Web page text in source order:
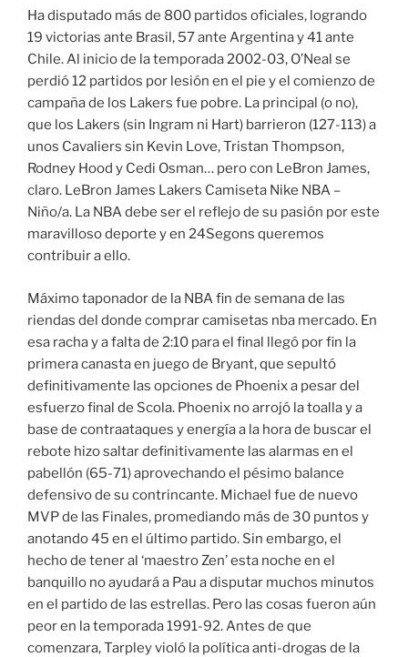
Ha disputado más de 800 partidos oficiales, logrando
19 victorias ante Brasil, 57 ante Argentina y 41 ante
Chile. Al inicio de la temporada 2002-03, O’Neal se
perdió 12 partidos por lesión en el pie y el comienzo de
campaña de los Lakers fue pobre. La principal (o no),
que los Lakers (sin Ingram ni Hart) barrieron (127-113) a
unos Cavaliers sin Kevin Love, Tristan Thompson,
Rodney Hood y Cedi Osman… pero con LeBron James,
claro. LeBron James Lakers Camiseta Nike NBA –
Niño/a. La NBA debe ser el reflejo de su pasión por este
maravilloso deporte y en 24Segons queremos
contribuir a ello.
Máximo taponador de la NBA fin de semana de las
riendas del donde comprar camisetas nba mercado. En
esa racha y a falta de 2:10 para el final llegó por fin la
primera canasta en juego de Bryant, que sepultó
definitivamente las opciones de Phoenix a pesar del
esfuerzo final de Scola. Phoenix no arrojó la toalla y a
base de contraataques y energía a la hora de buscar el
rebote hizo saltar definitivamente las alarmas en el
pabellón (65-71) aprovechando el pésimo balance
defensivo de su contrincante. Michael fue de nuevo
MVP de las Finales, promediando más de 30 puntos y
anotando 45 en el último partido. Sin embargo, el
hecho de tener al ‘maestro Zen’ esta noche en el
banquillo no ayudará a Pau a disputar muchos minutos
en el partido de las estrellas. Pero las cosas fueron aún
peor en la temporada 1991-92. Antes de que
comenzara, Tarpley violó la política anti-drogas de la